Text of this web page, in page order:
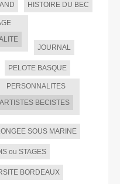
HISTOIRE DU BEC
JOURNAL
PELOTE BASQUE
PERSONNALITES
ARTISTES BECISTES
SOUS MARINE
ou STAGES
BORDEAUX